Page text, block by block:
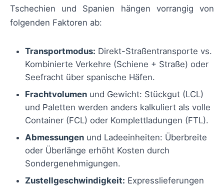
Tschechien und Spanien hängen vorrangig von
folgenden Faktoren ab:
Transportmodus: Direkt-Straßentransporte vs.
Kombinierte Verkehre (Schiene + Straße) oder
Seefracht über spanische Häfen.
Frachtvolumen und Gewicht: Stückgut (LCL)
und Paletten werden anders kalkuliert als volle
Container (FCL) oder Komplettladungen (FTL).
Abmessungen und Ladeeinheiten: Überbreite
oder Überlänge erhöht Kosten durch
Sondergenehmigungen.
Zustellgeschwindigkeit: Expresslieferungen